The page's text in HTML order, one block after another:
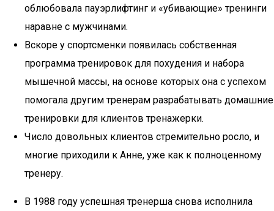
облюбовала пауэрлифтинг и «убивающие» тренинги
наравне с мужчинами.
Вскоре у спортсменки появилась собственная
программа тренировок для похудения и набора
мышечной массы, на основе которых она с успехом
помогала другим тренерам разрабатывать домашние
тренировки для клиентов тренажерки.
Число довольных клиентов стремительно росло, и
многие приходили к Анне, уже как к полноценному
тренеру.
В 1988 году успешная тренерша снова исполнила